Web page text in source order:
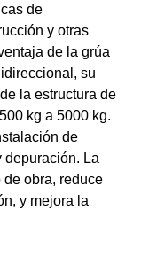
Sobre
de
y otras
de la grúa
su
la estructura de
kg a 5000 kg.
de
depuración. La
obra, reduce
y mejora la